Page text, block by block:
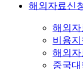
해외자료신
해외자
비용
해외자
중국